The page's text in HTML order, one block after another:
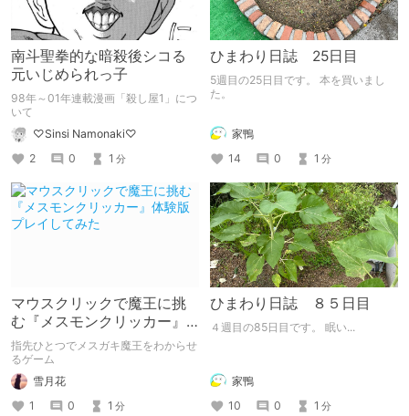
南斗聖拳的な暗殺後シコる
元いじめられっ子
98年～01年連載漫画「殺し屋1」につ
いて
♡Sinsi Namonaki♡
2
0 1 分
ひまわり日誌 25日目
5週目の25日目です。 本を買いまし
た。
家鴨
14
0 1 分
マウスクリックで魔王に挑
む『メスモンクリッカー』
体験版プレイしてみた
指先ひとつでメスガキ魔王をわからせ
るゲーム
雪月花
1
0 1 分
ひまわり日誌 ８５日目
４週目の85日目です。 眠い...
家鴨
10
0 1 分